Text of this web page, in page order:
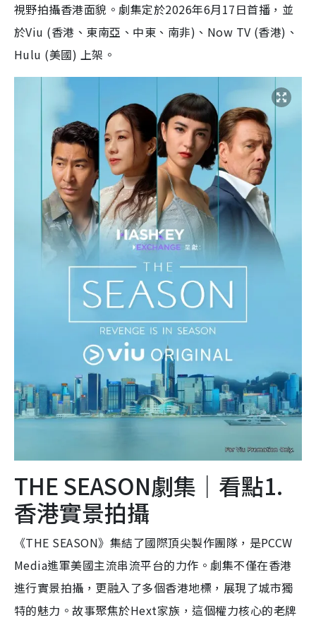
視野拍攝香港面貌。劇集定於2026年6月17日首播，並
於Viu (香港、東南亞、中東、南非) 、 Now TV (香港) 、
Hulu (美國) 上架。
THE SEASON劇集｜看點1.
香港實景拍攝
《THE SEASON》集結了國際頂尖製作團隊，是PCCW
Media進軍美國主流串流平台的力作。劇集不僅在香港
進行實景拍攝，更融入了多個香港地標，展現了城市獨
特的魅力。故事聚焦於Hext家族，這個權力核心的老牌